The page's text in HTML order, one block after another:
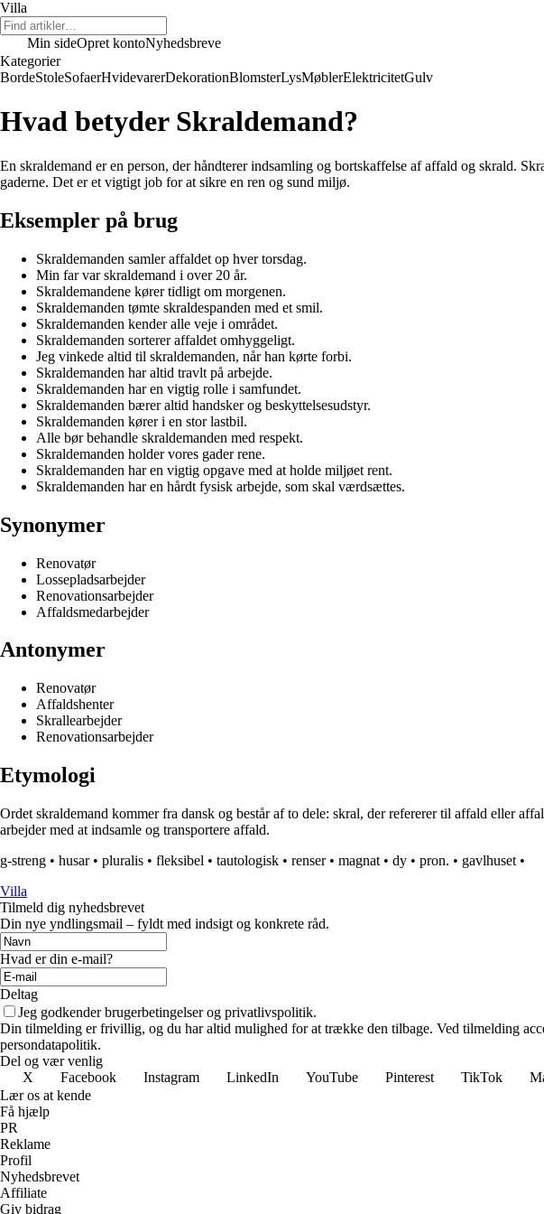
Villa
Min sideOpret kontoNyhedsbreve
Kategorier
BordeStoleSofaerHvidevarerDekorationBlomsterLysMøblerElektricitetGulv
Hvad betyder Skraldemand?
En skraldemand er en person, der håndterer indsamling og bortskaffelse af affald og skrald.
gaderne. Det er et vigtigt job for at sikre en ren og sund miljø.
Eksempler på brug
Skraldemanden samler affaldet op hver torsdag.
Min far var skraldemand i over 20 år.
Skraldemandene kører tidligt om morgenen.
Skraldemanden tømte skraldespanden med et smil.
Skraldemanden kender alle veje i området.
Skraldemanden sorterer affaldet omhyggeligt.
Jeg vinkede altid til skraldemanden, når han kørte forbi.
Skraldemanden har altid travlt på arbejde.
Skraldemanden har en vigtig rolle i samfundet.
Skraldemanden bærer altid handsker og beskyttelsesudstyr.
Skraldemanden kører i en stor lastbil.
Alle bør behandle skraldemanden med respekt.
Skraldemanden holder vores gader rene.
Skraldemanden har en vigtig opgave med at holde miljøet rent.
Skraldemanden har en hårdt fysisk arbejde, som skal værdsættes.
Synonymer
Renovatør
Lossepladsarbejder
Renovationsarbejder
Affaldsmedarbejder
Antonymer
Renovatør
Affaldshenter
Skrallearbejder
Renovationsarbejder
Etymologi
Ordet skraldemand kommer fra dansk og består af to dele: skral, der refererer til affald eller
arbejder med at indsamle og transportere affald.
g-streng • husar• pluralis • fleksibel • tautologisk • renser• magnat • dy • pron. • gavlhuset •
Villa
Tilmeld dig nyhedsbrevet
Din nye yndlingsmail – fyldt med indsigt og konkrete råd.
Hvad er din e-mail?
Deltag
Jeg godkender brugerbetingelser og privatlivspolitik.
Din tilmelding er frivillig, og du har altid mulighed for at trække den tilbage. Ved tilmelding
persondatapolitik.
Del og vær venlig
X
Facebook Instagram LinkedIn YouTube Pinterest TikTok
Lær os at kende
Få hjælp
PR
Reklame
Profil
Nyhedsbrevet
Affiliate
Giv bidrag